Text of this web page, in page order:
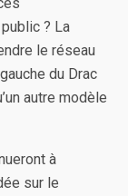
? La
le réseau
du Drac
autre modèle
à
sur le